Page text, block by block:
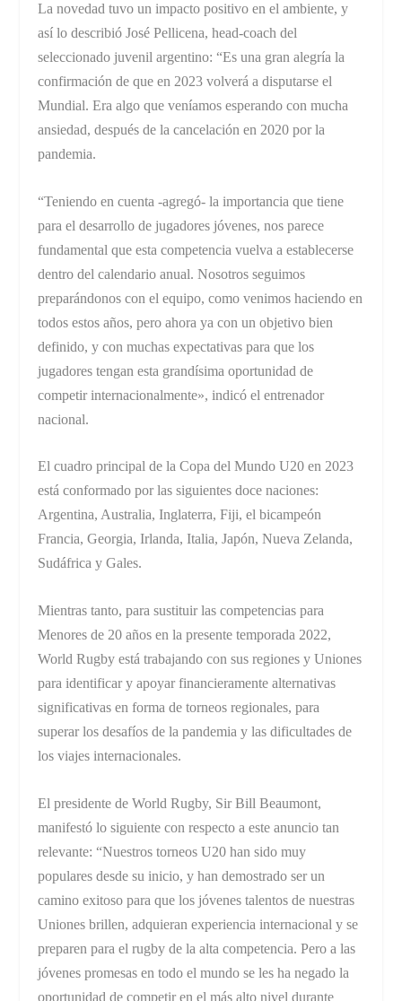
La novedad tuvo un impacto positivo en el ambiente, y
así lo describió José Pellicena, head-coach del
seleccionado juvenil argentino: “Es una gran alegría la
confirmación de que en 2023 volverá a disputarse el
Mundial. Era algo que veníamos esperando con mucha
ansiedad, después de la cancelación en 2020 por la
pandemia.
“Teniendo en cuenta -agregó- la importancia que tiene
para el desarrollo de jugadores jóvenes, nos parece
fundamental que esta competencia vuelva a establecerse
dentro del calendario anual. Nosotros seguimos
preparándonos con el equipo, como venimos haciendo en
todos estos años, pero ahora ya con un objetivo bien
definido, y con muchas expectativas para que los
jugadores tengan esta grandísima oportunidad de
competir internacionalmente», indicó el entrenador
nacional.
El cuadro principal de la Copa del Mundo U20 en 2023
está conformado por las siguientes doce naciones:
Argentina, Australia, Inglaterra, Fiji, el bicampeón
Francia, Georgia, Irlanda, Italia, Japón, Nueva Zelanda,
Sudáfrica y Gales.
Mientras tanto, para sustituir las competencias para
Menores de 20 años en la presente temporada 2022,
World Rugby está trabajando con sus regiones y Uniones
para identificar y apoyar financieramente alternativas
significativas en forma de torneos regionales, para
superar los desafíos de la pandemia y las dificultades de
los viajes internacionales.
El presidente de World Rugby, Sir Bill Beaumont,
manifestó lo siguiente con respecto a este anuncio tan
relevante: “Nuestros torneos U20 han sido muy
populares desde su inicio, y han demostrado ser un
camino exitoso para que los jóvenes talentos de nuestras
Uniones brillen, adquieran experiencia internacional y se
preparen para el rugby de la alta competencia. Pero a las
jóvenes promesas en todo el mundo se les ha negado la
oportunidad de competir en el más alto nivel durante